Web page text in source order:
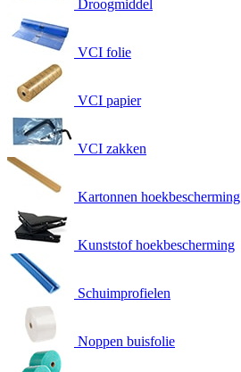
Droogmiddel
VCI folie
VCI papier
VCI zakken
Kartonnen hoekbescherming
Kunststof hoekbescherming
Schuimprofielen
Noppen buisfolie